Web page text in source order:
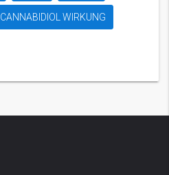
CANNABIDIOL WIRKUNG